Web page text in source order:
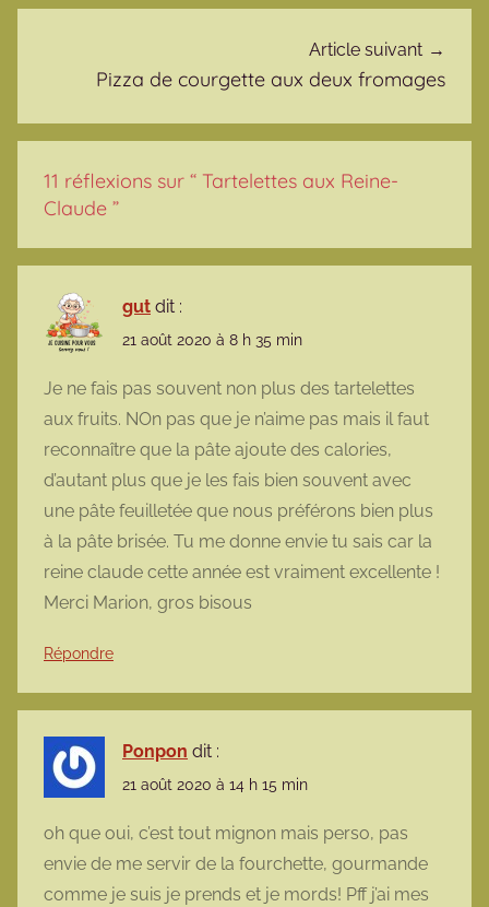
Article suivant
Pizza de courgette aux deux fromages
11 réflexions sur “ Tartelettes aux Reine-
Claude ”
gut dit :
21 août 2020 à 8 h 35 min
Je ne fais pas souvent non plus des tartelettes
aux fruits. NOn pas que je n’aime pas mais il faut
reconnaître que la pâte ajoute des calories,
d’autant plus que je les fais bien souvent avec
une pâte feuilletée que nous préférons bien plus
à la pâte brisée. Tu me donne envie tu sais car la
reine claude cette année est vraiment excellente !
Merci Marion, gros bisous
Répondre
Ponpon dit :
21 août 2020 à 14 h 15 min
oh que oui, c’est tout mignon mais perso, pas
envie de me servir de la fourchette, gourmande
comme je suis je prends et je mords! Pff j’ai mes